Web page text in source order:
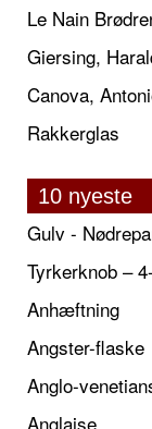
Le Nain
Giersing,
Canova,
Rakkerglas
10 nyeste
Gulv -
Tyrkerknob –
Anhæftning
Angster-flaske
Anglo-
Anglaise